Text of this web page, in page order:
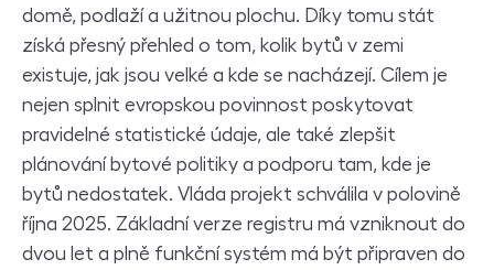
domě, podlaží a užitnou plochu. Díky tomu stát
získá přesný přehled o tom, kolik bytů v zemi
existuje, jak jsou velké a kde se nacházejí. Cílem je
nejen splnit evropskou povinnost poskytovat
pravidelné statistické údaje, ale také zlepšit
plánování bytové politiky a podporu tam, kde je
bytů nedostatek. Vláda projekt schválila v polovině
října 2025. Základní verze registru má vzniknout do
dvou let a plně funkční systém má být připraven do